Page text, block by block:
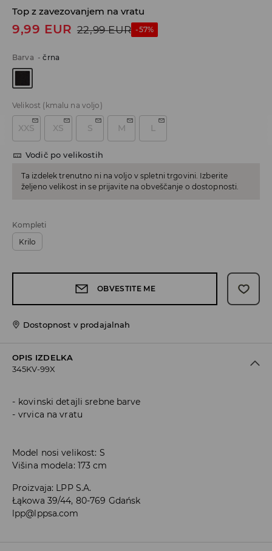
Top z zavezovanjem na vratu
9,99 EUR 22,99 EUR -57%
Barva -črna
Velikost (kmalu na voljo)
XXS XS S M L
Vodič po velikostih
Ta izdelek trenutno ni na voljo v spletni trgovini. Izberite
željeno velikost in se prijavite na obveščanje o dostopnosti.
Kompleti
Krilo
OBVESTITE ME
Dostopnost v prodajalnah
OPIS IZDELKA
345KV-99X
kovinski detajli srebne barve
vrvica na vratu
Model nosi velikost: S
Višina modela: 173 cm
Proizvaja: LPP S.A.
Łąkowa 39/44, 80-769 Gdańsk
lpp@lppsa.com